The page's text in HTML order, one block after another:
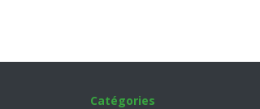
Catégories